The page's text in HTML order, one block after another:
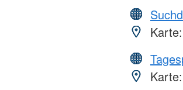
Karte:
Karte: